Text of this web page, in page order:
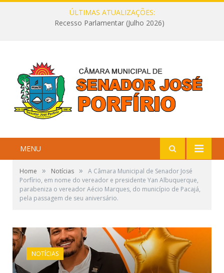
ÚLTIMAS ATUALIZAÇÕES:
Recesso Parlamentar (Julho 2026)
MENU
Home » Notícias »
A Câmara Municipal de Senador José
Porfírio, em nome do vereador e presidente Yan Albuquerque,
parabeniza o vereador Aécio Marques, do município de Pacajá,
pela passagem de seu aniversário.
NOTÍCIAS